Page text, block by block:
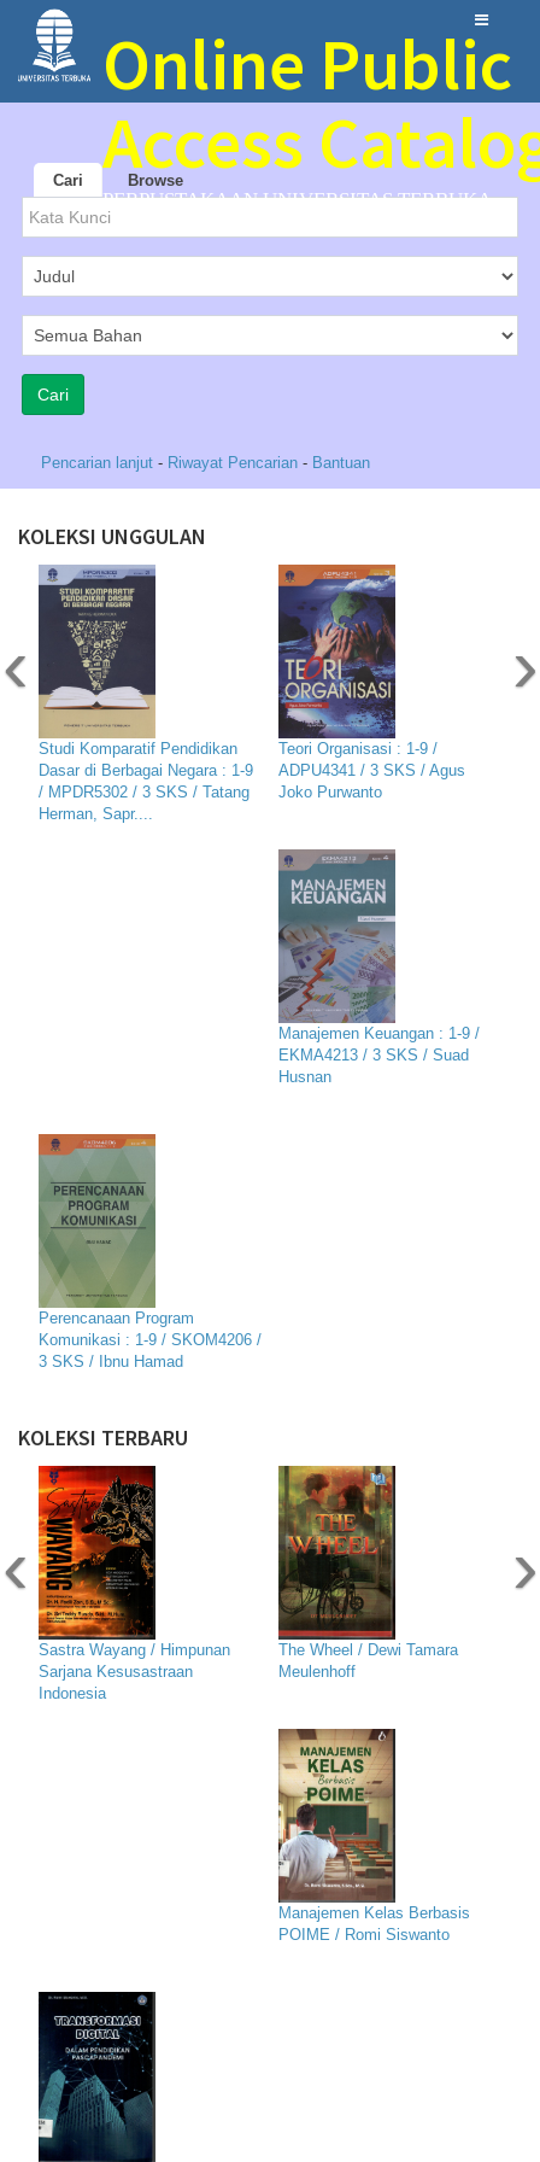
Online Public
Access
PERPUSTAKAAN UNIVERSITAS TERBUKA
Cari Browse
Pencarian lanjut - Riwayat Pencarian - Bantuan
KOLEKSI UNGGULAN
Studi Komparatif Pendidikan
Dasar di Berbagai Negara : 1-9
/ MPDR5302 / 3 SKS / Tatang
Herman, Sapr....
Teori Organisasi : 1-9 /
ADPU4341 / 3 SKS / Agus
Joko Purwanto
Manajemen Keuangan : 1-9 /
EKMA4213 / 3 SKS / Suad
Husnan
Perencanaan Program
Komunikasi : 1-9 / SKOM4206 /
3 SKS / Ibnu Hamad
‹ ›
KOLEKSI TERBARU
Sastra Wayang / Himpunan
Sarjana Kesusastraan
Indonesia
The Wheel / Dewi Tamara
Meulenhoff
Manajemen Kelas Berbasis
POIME / Romi Siswanto
‹ ›